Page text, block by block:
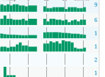
9
6
1
1
2
1